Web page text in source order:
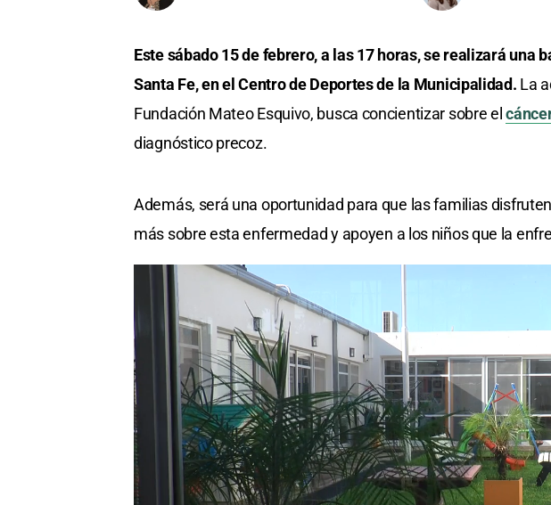
Este sábado 15 de febrero, a las 17 horas, se realizará una
Santa Fe, en el Centro de Deportes de la Municipalidad. La
Fundación Mateo Esquivo, busca concientizar sobre el
diagnóstico precoz.
Además, será una oportunidad para que las familias
más sobre esta enfermedad y apoyen a los niños que la